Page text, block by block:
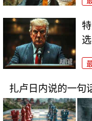
扎卢日内说的一句